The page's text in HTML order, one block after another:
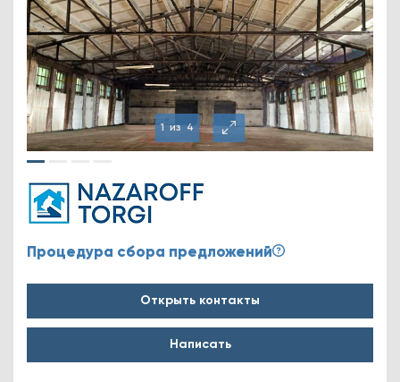
1 из4
Процедура сбора предложений
Открыть контакты
Написать